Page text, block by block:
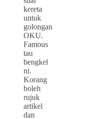
kereta
untuk
golongan
OKU.
Famous
tau
bengkel
ni.
Korang
boleh
rujuk
artikel
dan